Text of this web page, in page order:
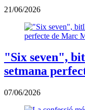
21/06/2026
"Six seven",
setmana
07/06/2026